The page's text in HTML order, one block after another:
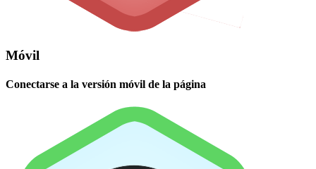
Móvil
Conectarse a la versión móvil de la página